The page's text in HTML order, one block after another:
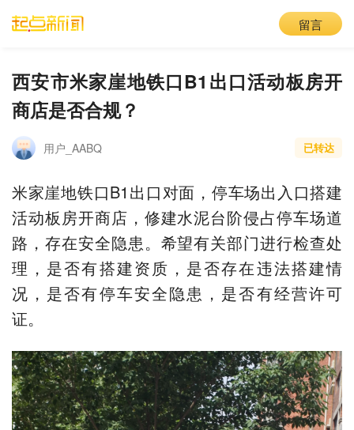
留言
西安市米家崖地铁口B1出口活动板房开
商店是否合规？
用户_AABQ 已转达
米家崖地铁口B1出口对面，停车场出入口搭建
活动板房开商店，修建水泥台阶侵占停车场道
路，存在安全隐患。希望有关部门进行检查处
理，是否有搭建资质，是否存在违法搭建情
况，是否有停车安全隐患，是否有经营许可
证。